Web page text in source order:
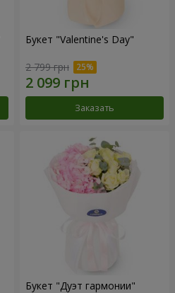
Букет "Valentine's Day"
2 799 грн
Заказать
Букет "Дуэт гармонии"